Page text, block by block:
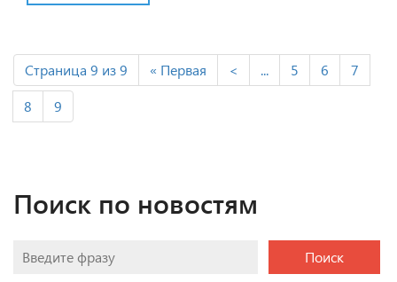
Страница 9 из 9 « Первая < ... 5 6
7
8
9
Поиск по новостям
Поиск